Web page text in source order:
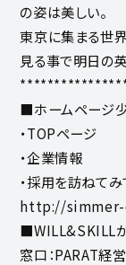
の姿は美しい。
東京に集まる世
見る事で明日の
■ホームページ少
・TOPページ
・企業情報
・採用を訪ねてみ
http://simmer-
■WILL&SKILLが
窓口：PARAT経